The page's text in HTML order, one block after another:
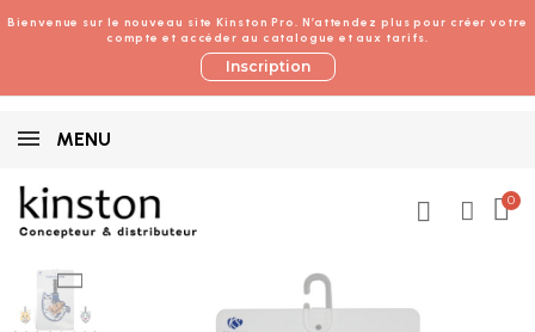
Bienvenue sur le nouveau site Kinston Pro. N’attendez plus pour créer votre
compte et accéder au catalogue et aux tarifs.
Inscription
MENU